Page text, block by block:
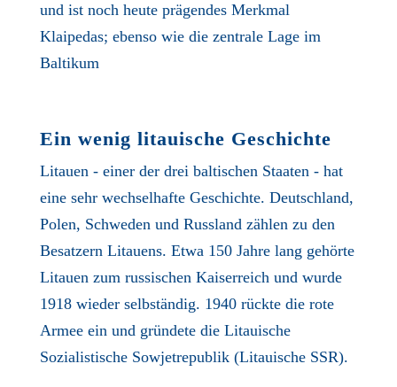
und ist noch heute prägendes Merkmal
Klaipedas; ebenso wie die zentrale Lage im
Baltikum
Ein wenig litauische Geschichte
Litauen - einer der drei baltischen Staaten - hat
eine sehr wechselhafte Geschichte. Deutschland,
Polen, Schweden und Russland zählen zu den
Besatzern Litauens. Etwa 150 Jahre lang gehörte
Litauen zum russischen Kaiserreich und wurde
1918 wieder selbständig. 1940 rückte die rote
Armee ein und gründete die Litauische
Sozialistische Sowjetrepublik (Litauische SSR).